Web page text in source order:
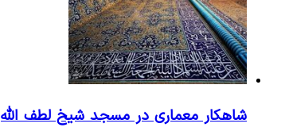
شاهکار معماری در مسجد شیخ لطف الله